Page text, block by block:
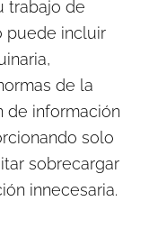
trabajo de
puede incluir
de la
de información
solo
sobrecargar
innecesaria.